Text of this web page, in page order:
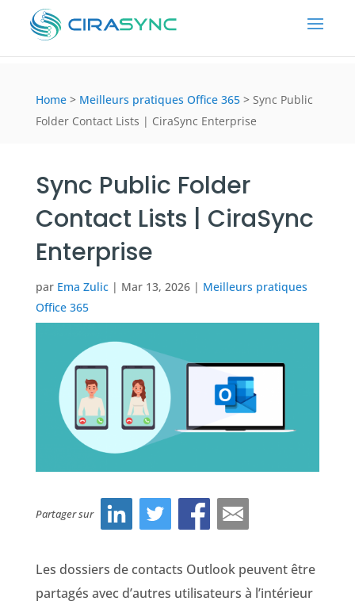
Home > Meilleurs pratiques Office 365 > Sync Public
Folder Contact Lists | CiraSync Enterprise
Sync Public Folder
Contact Lists | CiraSync
Enterprise
par Ema Zulic| Mar 13, 2026| Meilleurs pratiques
Office 365
Partager sur
Les dossiers de contacts Outlook peuvent être
partagés avec d’autres utilisateurs à l’intérieur